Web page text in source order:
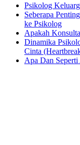
Psikolog
Seberapa
ke Psikolog
Apakah
Dinamika
Cinta
Apa Dan